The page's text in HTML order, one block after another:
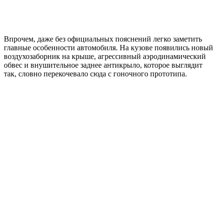
Впрочем, даже без официальных пояснений легко заметить
главные особенности автомобиля. На кузове появились новый
воздухозаборник на крыше, агрессивный аэродинамический
обвес и внушительное заднее антикрыло, которое выглядит
так, словно перекочевало сюда с гоночного прототипа.